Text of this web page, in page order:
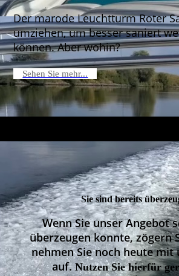
Der marode Leuchtturm Roter
umziehen, um besser saniert
können. Aber wohin?
Sehen Sie mehr...
Sie sind bereits
Wenn Sie unser Angebot
überzeugen konnte, zögern
nehmen Sie noch heute mit
auf.Nutzen Sie hierfür